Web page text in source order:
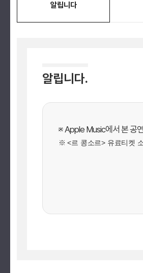
알립니다
알립니다.
※ Apple Music에서 본 공
※ <르 콩소르> 유료티켓